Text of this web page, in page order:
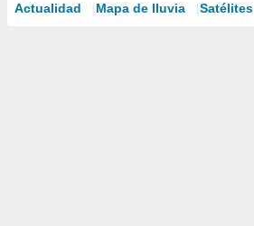
Actualidad Mapa de lluvia Satélites